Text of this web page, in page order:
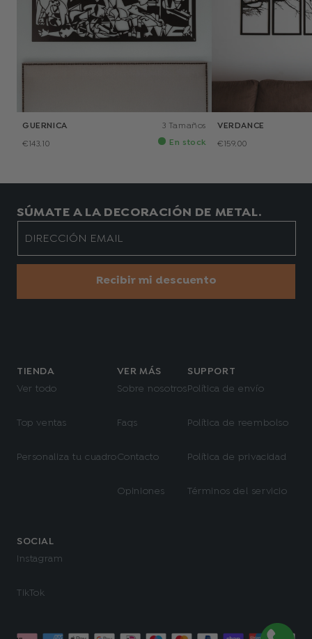
GUERNICA
€143.10
3 Tamaños
En stock
VERDANCE
€159.00
SÚMATE A LA DECORACIÓN DE METAL.
DIRECCIÓN EMAIL
Recibir mi descuento
TIENDA
Ver todo
Top ventas
Personaliza tu cuadro
VER MÁS
Sobre nosotros
Faqs
Contacto
Opiniones
SUPPORT
Política de envío
Política de reembolso
Política de privacidad
Términos del servicio
SOCIAL
Instagram
TikTok